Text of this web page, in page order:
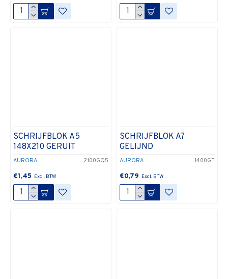
AURORA 2100GQ5
SCHRIJFBLOK A5
148X210 GERUIT
€1,45
AURORA 1400GT
SCHRIJFBLOK A7
GELIJND
€0,79